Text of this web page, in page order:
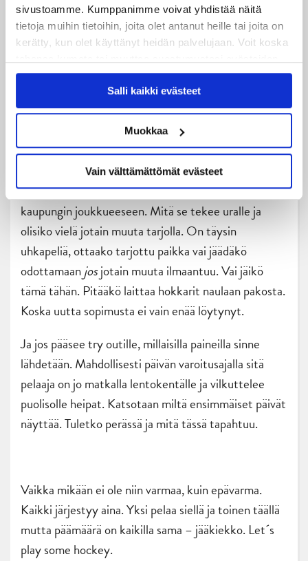
sivustoamme. Kumppanimme voivat yhdistää näitä
tietoja muihin tietoihin, joita olet antanut heille tai joita on
kerätty, kun olet käyttänyt heidän palvelujaan. Voit koska
käytöstäEvästeet-sivultamme.
Salli kaikki evästeet
Muokkaa
Vain välttämättömät evästeet
Käytännössähän pelaaja on perheen tai puolison
kanssa muuttanut keväällä edellisen kauden
paikkakunnalta joko takaisin omaan kotiinsa tai
vanhempien nurkkiin siksi aikaa, kun seuraavan
kauden kuviot selviävät. Kokoajan ollaan
valmiustilassa ja odotetaan. Ollaan yhteydessä
agenttiin. Mietitään mitä ja minne ensisijaisesti
halutaan vai ollaanko tilanteessa, jossa se pitää ottaa
mitä tarjotaan. Laskeeko tulot, onko enää asiaa
kotimaan liigaan jos lähtee ulkomaille pienen
kaupungin joukkueeseen. Mitä se tekee uralle ja
olisiko vielä jotain muuta tarjolla. On täysin
uhkapeliä, ottaako tarjottu paikka vai jäädäkö
odottamaanjosjotain muuta ilmaantuu. Vai jäikö
tämä tähän. Pitääkö laittaa hokkarit naulaan pakosta.
Koska uutta sopimusta ei vain enää löytynyt.
Ja jos pääsee try outille, millaisilla paineilla sinne
lähdetään. Mahdollisesti päivän varoitusajalla sitä
pelaaja on jo matkalla lentokentälle ja vilkuttelee
puolisolle heipat. Katsotaan miltä ensimmäiset päivät
näyttää. Tuletko perässä ja mitä tässä tapahtuu.
Vaikka mikään ei ole niin varmaa, kuin epävarma.
Kaikki järjestyy aina. Yksi pelaa siellä ja toinen täällä
mutta päämäärä on kaikilla sama – jääkiekko. Let´s
play some hockey.